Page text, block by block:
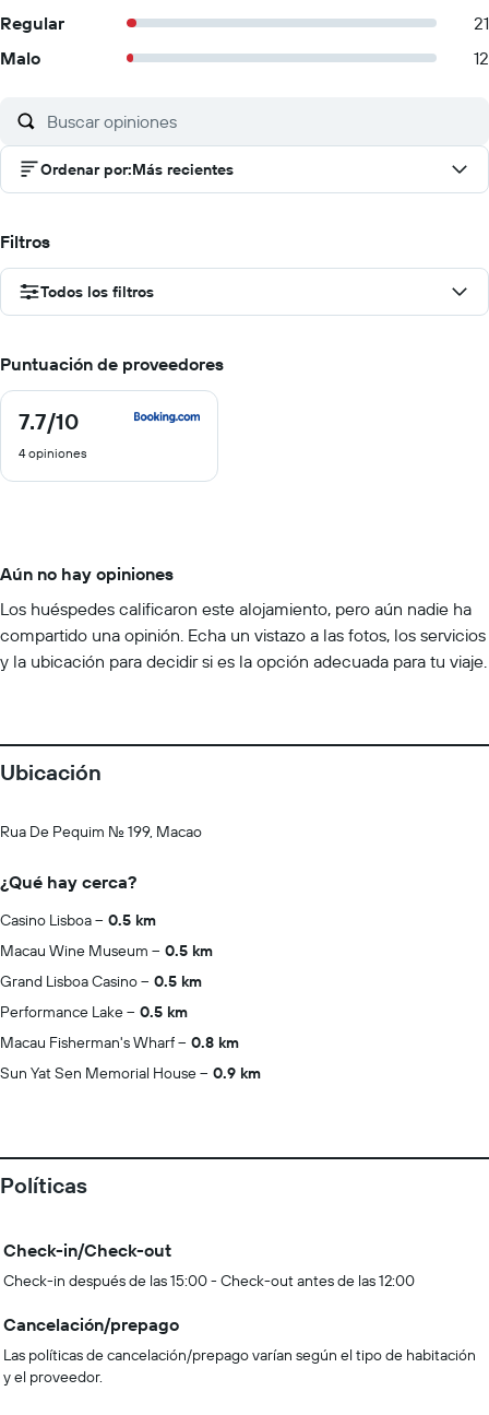
Regular
21
Malo
12
Ordenar por:Más recientes
Filtros
Todos los filtros
Puntuación de proveedores
7.7/10
7.7
10
4 opiniones
Aún no hay opiniones
Los huéspedes calificaron este alojamiento, pero aún nadie ha
compartido una opinión. Echa un vistazo a las fotos, los servicios
y la ubicación para decidir si es la opción adecuada para tu viaje.
Ubicación
Rua De Pequim No. 199, Macao
¿Qué hay cerca?
Casino Lisboa
0.5 km
Macau Wine Museum
0.5 km
Grand Lisboa Casino
0.5 km
Performance Lake
0.5 km
Macau Fisherman's Wharf
0.8 km
Sun Yat Sen Memorial House
0.9 km
Políticas
Check-in/Check-out
Check-in después de las 15:00 - Check-out antes de las 12:00
Cancelación/prepago
Las políticas de cancelación/prepago varían según el tipo de habitación
y el proveedor.